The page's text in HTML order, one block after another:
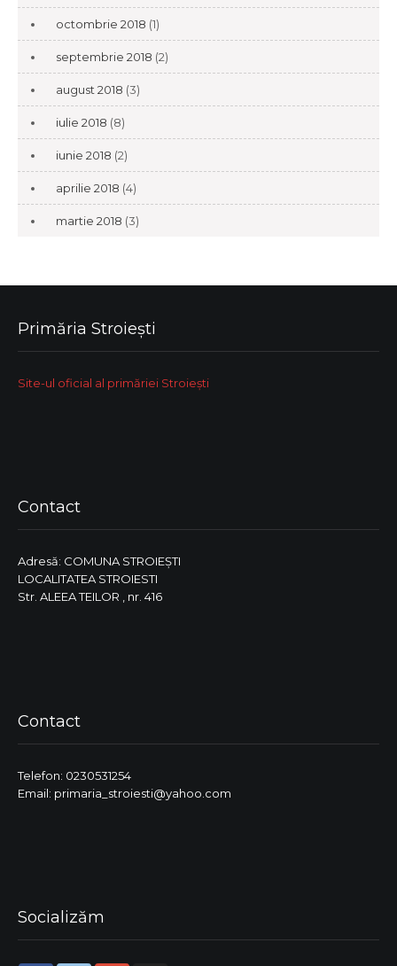
octombrie 2018 (1)
septembrie 2018 (2)
august 2018 (3)
iulie 2018 (8)
iunie 2018 (2)
aprilie 2018 (4)
martie 2018 (3)
Primăria Stroiești
Site-ul oficial al primăriei Stroiești
Contact
Adresă: COMUNA STROIEŞTI
LOCALITATEA STROIESTI
Str. ALEEA TEILOR , nr. 416
Contact
Telefon: 0230531254
Email: primaria_stroiesti@yahoo.com
Socializăm